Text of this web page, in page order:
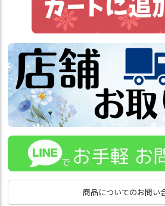
商品についてのお問い